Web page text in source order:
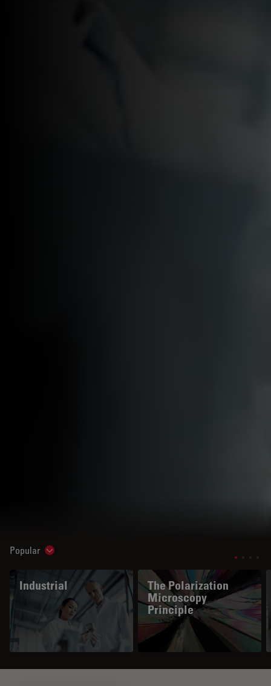
Popular Show subnavigation
Industrial
The Polarization
Microscopy
Principle